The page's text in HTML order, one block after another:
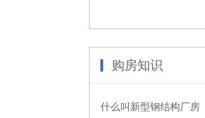
购房知识
什么叫新型钢结构厂房